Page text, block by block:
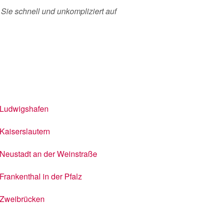
schnell und unkompliziert auf
Ludwigshafen
Kaiserslautern
Neustadt an der Weinstraße
Frankenthal in der Pfalz
Zweibrücken